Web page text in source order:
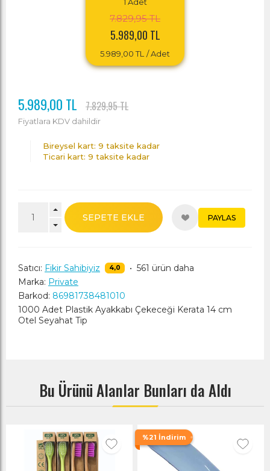
7.829,95 TL
5.989,00 TL
5.989,00 TL / Adet
5.989,00 TL 7.829,95 TL
Fiyatlara KDV dahildir
Bireysel kart: 9 taksite kadar
Ticari kart: 9 taksite kadar
SEPETE EKLE PAYLAS
Satıcı: Fikir Sahibiyiz 4,0 • 561 ürün daha
Marka: Private
Barkod: 86981738481010
1000 Adet Plastik Ayakkabı Çekeceği Kerata 14 cm
Otel Seyahat Tip
Bu Ürünü Alanlar Bunları da Aldı
%21 İndirim